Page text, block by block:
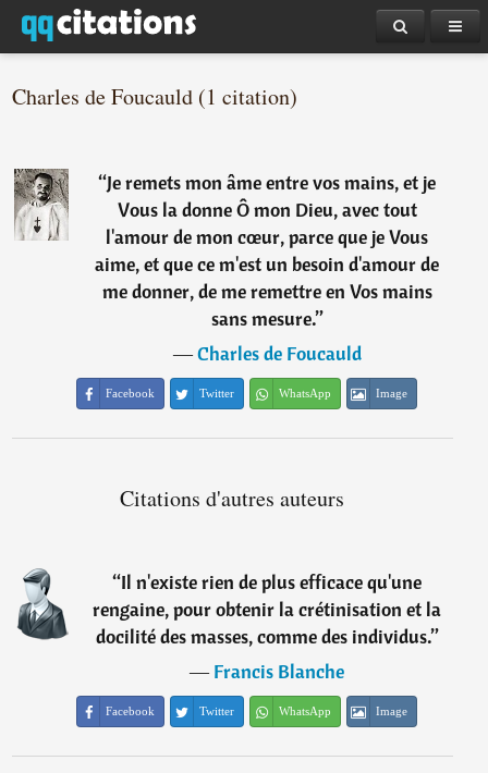
Charles de Foucauld (1 citation)
“Je remets mon âme entre vos mains, et je
Vous la donne Ô mon Dieu, avec tout
l'amour de mon cœur, parce que je Vous
aime, et que ce m'est un besoin d'amour de
me donner, de me remettre en Vos mains
sans mesure.”
―Charles de Foucauld
Facebook Twitter WhatsApp Image
Citations d'autres auteurs
“Il n'existe rien de plus efficace qu'une
rengaine, pour obtenir la crétinisation et la
docilité des masses, comme des individus.”
―Francis Blanche
Facebook Twitter WhatsApp Image